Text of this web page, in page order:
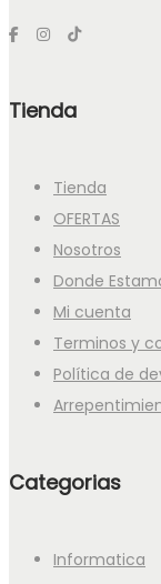
Tienda
Tienda
OFERTAS
Nosotros
Donde
Mi cuenta
Terminos y
Política de
Categorias
Informatica